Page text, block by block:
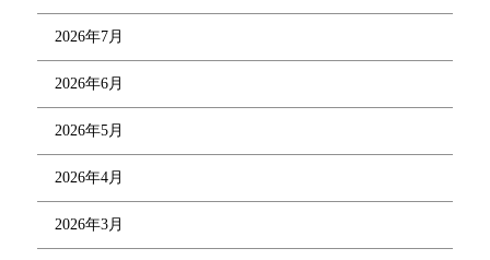
2026年7月
2026年6月
2026年5月
2026年4月
2026年3月